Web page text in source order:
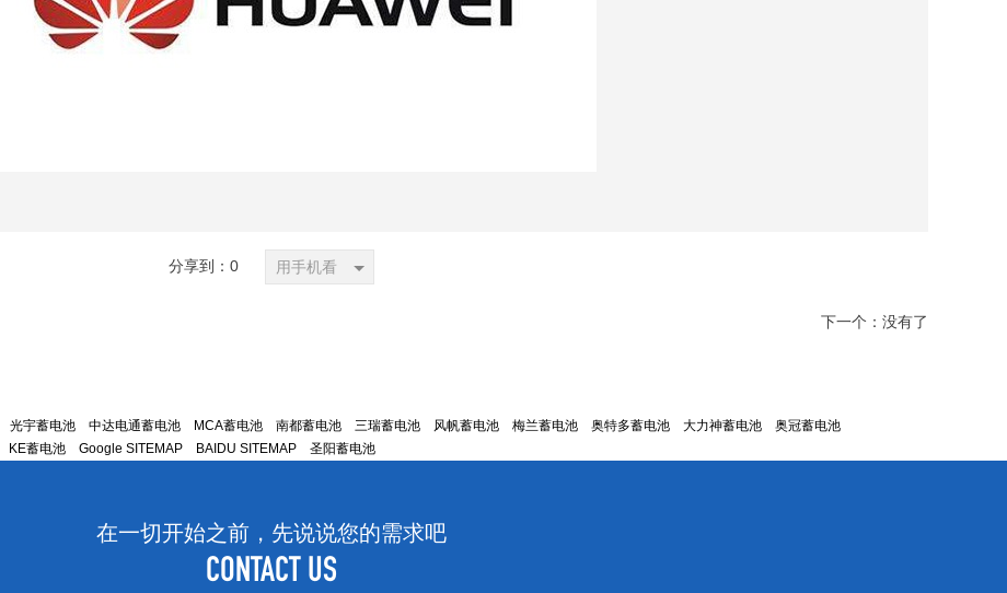
分享到： 0 用手机看
下一个：没有了
光宇蓄电池 中达电通蓄电池 MCA蓄电池 南都蓄电池 三瑞蓄电池 风帆蓄电池 梅兰蓄电池 奥特多蓄电池 大力神蓄电池
奥冠蓄电池
KE蓄电池 Google SITEMAP BAIDU SITEMAP 圣阳蓄电池
在一切开始之前，先说说您的需求吧
CONTACT US